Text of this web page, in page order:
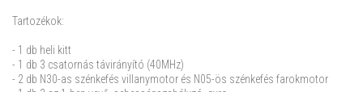
Tartozékok:
- 1 db heli kitt
- 1 db 3 csatornás távirányító (40MHz)
- 2 db N30-as szénkefés villanymotor és N05-ös szénkefés farokmotor